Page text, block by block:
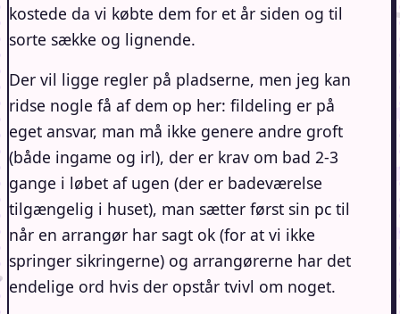
kostede da vi købte dem for et år siden og til
sorte sække og lignende.
Der vil ligge regler på pladserne, men jeg kan
ridse nogle få af dem op her: fildeling er på
eget ansvar, man må ikke genere andre groft
(både ingame og irl), der er krav om bad 2-3
gange i løbet af ugen (der er badeværelse
tilgængelig i huset), man sætter først sin pc til
når en arrangør har sagt ok (for at vi ikke
springer sikringerne) og arrangørerne har det
endelige ord hvis der opstår tvivl om noget.